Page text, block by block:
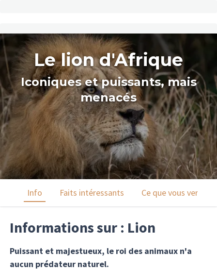
Le lion d'Afrique
Iconiques et puissants, mais
menacés
Info Faits intéressants Ce que vous verrez
Informations sur : Lion
Puissant et majestueux, le roi des animaux n'a
aucun prédateur naturel.